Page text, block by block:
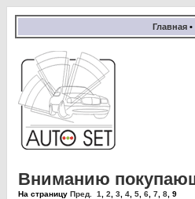
Главная •
Вниманию
На страницу Пред. 1 2 3 4 5 6 7 8 9